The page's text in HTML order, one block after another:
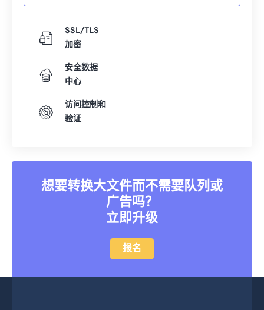
SSL/TLS
加密
安全数据
中心
访问控制和
验证
想要转换大文件而不需要队列或
广告吗？
立即升级
报名